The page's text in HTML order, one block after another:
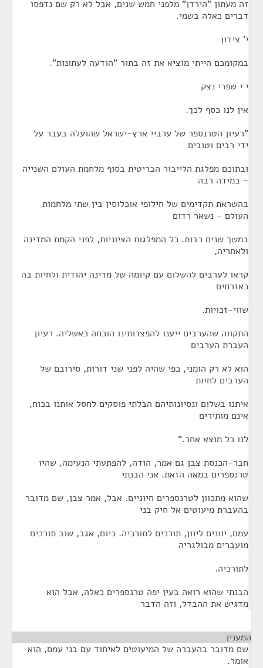
זה מעתון "הירדן" מלפני חמש שנים, אבל לא רק שם נדפסו
דברים כאלה בשמי.
י' צידון
במקומכם הייתי מוציא את זה בתור "הודעה לעתונות".
י י שפרי נצק
אין לנו כסף לכך.
"רעיון הטרנספר של ערביי ארץ-ישראל שהועלה בעבר על
ידי רבים וטובים
ובתוכם מפלגת הלייבור הבריטית בסוף מלחמת העולם השנייה
- במידה רבה
בהשראת תקדימים של חילופי אוכלוסין בין שתי מלחמות
העולם - נשאר רדום
במשך שנים רבות. כל המפלגות הציוניות, לפני הקמת המדינה
ולאחריה,
קראו לערבים להשלום עם קיומה של מדינה יהודית ולחיות בה
כאזרחים
שווי-זכויות.
התקווה שהערבים ייענו להפצרותינו הוכחה כאשליה. רעיון
העברת הערבים
הוא לא רק הומני, כפי שהיה לפני שני דורות, סירובם של
הערבים לחיות
איתנו בשלום ונסיונותיהם הבלתי פוסקים לחסל אותנו בכוח,
אינם מותירים
לנו כל מוצא אחר."
חבר-הכנסת צבן גם אמר, הודה, להפתעתי הנעימה, שהיו
טרנספרים במאה הזאת. אני הבנתי
שהוא מתכוון לטרנספרים חיוניים. אבל, אמר צבן, שם מדובר
בהעברת מיעוטים אל חיק בני
עמם, יוונים ליוון, תורכים לתורכיה. כיום, אגב, שוב תורכים
מועברים מבולגריה
לתורכיה.
הבנתי שהוא רואה בעין יפה טרנספרים כאלה, אבל הוא
מדגיש את ההבדל, וזה הדבר
המענין
שם מדובר בהעברה של המיעוטים לאיחוד עם בני עמם, הוא
אומר.